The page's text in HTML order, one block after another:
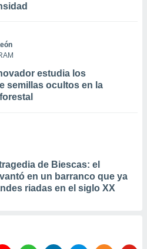
estudia los
semillas ocultos en la
de Biescas: el
en un barranco que ya
riadas en el siglo XX